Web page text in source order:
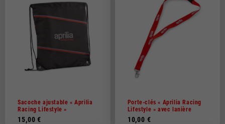
Sacoche ajustable « Aprilia
Racing Lifestyle »
15,00 €
Porte-clés « Aprilia Racing
Lifestyle » avec lanière
10,00 €